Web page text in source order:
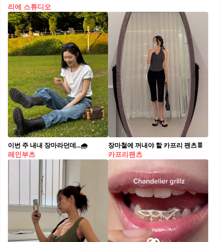
리에 스튜디오
이번 주 내내 장마라던데...🌧️
레인부츠
장마철에 꺼내야 할 카프리 팬츠👖
카프리팬츠